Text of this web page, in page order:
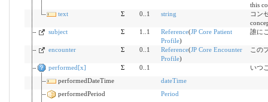
this
text
Σ 0..1 string
コン
subject
Σ 1..1 Reference(JP Core Patient
Profile)
誰に
encounter Σ 0..1 Reference(JP Core Encounter
Profile)
この
performed[x] Σ 0..1
いつ
performedDateTime
dateTime
performedPeriod
Period